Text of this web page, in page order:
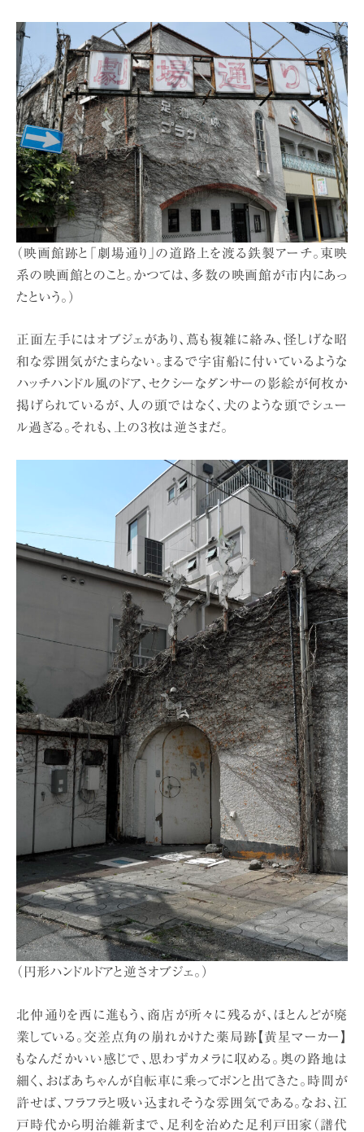
（映画館跡と「劇場通り」の道路上を渡る鉄製アーチ。東映
系の映画館とのこと。かつては、多数の映画館が市内にあっ
たという。）
正面左手にはオブジェがあり、蔦も複雑に絡み、怪しげな昭
和な雰囲気がたまらない。まるで宇宙船に付いているような
ハッチハンドル風のドア、セクシーなダンサーの影絵が何枚か
掲げられているが、人の頭ではなく、犬のような頭でシュー
ル過ぎる。それも、上の3枚は逆さまだ。
（円形ハンドルドアと逆さオブジェ。）
北仲通りを西に進もう、商店が所々に残るが、ほとんどが廃
業している。交差点角の崩れかけた薬局跡【黄星マーカー】
もなんだかいい感じで、思わずカメラに収める。奥の路地は
細く、おばあちゃんが自転車に乗ってポンと出てきた。時間が
許せば、フラフラと吸い込まれそうな雰囲気である。なお、江
戸時代から明治維新まで、足利を治めた足利戸田家（譜代